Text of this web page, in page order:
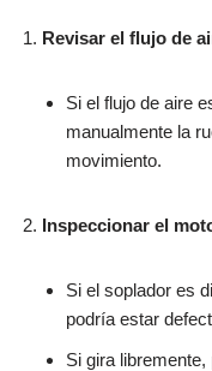
Revisar el flujo de
Si el flujo de aire
manualmente la
movimiento.
Inspeccionar el
Si el soplador es
podría estar
Si gira